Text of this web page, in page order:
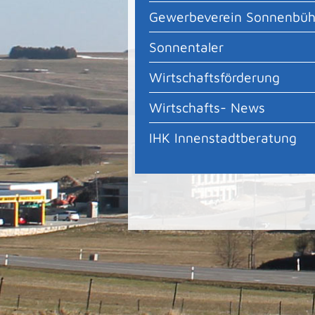
Gewerbeverein
Sonnentaler
Wirtschaftsförderung
Wirtschafts- News
IHK Innenstadtberatung